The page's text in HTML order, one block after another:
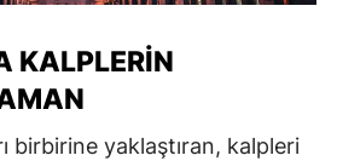
KALPLERIN
birbirine yaklaştıran, kalpleri